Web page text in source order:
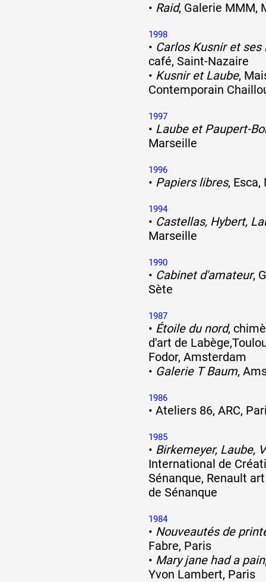
• Raid, Galerie MMM,
1998
• Carlos Kusnir et ses
café, Saint-Nazaire
• Kusnir et Laube,
Contemporain
1997
• Laube et Paupert-
Marseille
1996
• Papiers libres, Esca,
1994
• Castellas, Hybert,
Marseille
1990
• Cabinet d'amateur,
Sète
1987
• Étoile du nord,
d'art de
Fodor, Amsterdam
• Galerie T Baum,
1986
• Ateliers 86, ARC,
1985
• Birkemeyer, Laube,
International de
Sénanque, Renault
de Sénanque
1984
• Nouveautés de
Fabre, Paris
• Mary jane had a pain
Yvon Lambert, Paris